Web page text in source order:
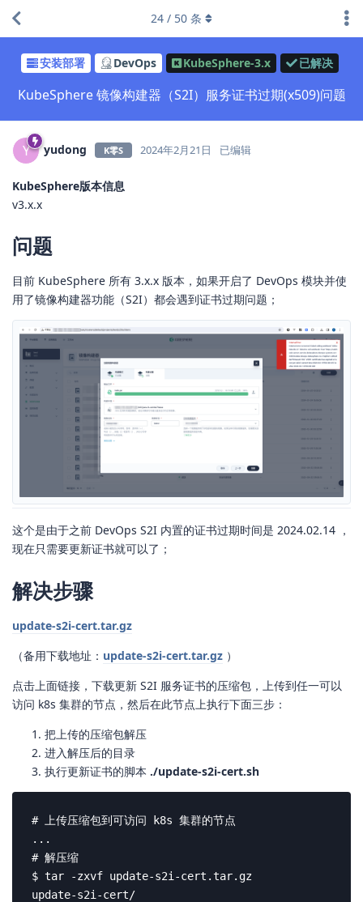
安装部署 DevOps KubeSphere-3.x 已解决
KubeSphere 镜像构建器（S2I）服务证书过期(x509)问题
24 / 50 条
Y yudong K零S 2024年2月21日 已编辑
KubeSphere版本信息
v3.x.x
问题
目前 KubeSphere 所有 3.x.x 版本，如果开启了 DevOps 模块并使
用了镜像构建器功能（S2I）都会遇到证书过期问题；
这个是由于之前 DevOps S2I 内置的证书过期时间是 2024.02.14 ，
现在只需要更新证书就可以了；
解决步骤
update-s2i-cert.tar.gz
（备用下载地址： update-s2i-cert.tar.gz ）
点击上面链接，下载更新 S2I 服务证书的压缩包，上传到任一可以
访问 k8s 集群的节点，然后在此节点上执行下面三步：
把上传的压缩包解压
进入解压后的目录
执行更新证书的脚本 ./update-s2i-cert.sh
# 上传压缩包到可访问 k8s 集群的节点
...
# 解压缩
$ tar -zxvf update-s2i-cert.tar.gz
update-s2i-cert/